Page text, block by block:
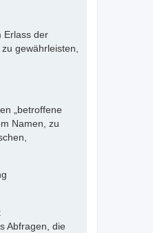
Erlass der
gewährleisten,
„betroffene
Namen, zu
Abfragen, die